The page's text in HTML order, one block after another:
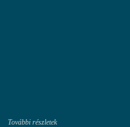
További részletek